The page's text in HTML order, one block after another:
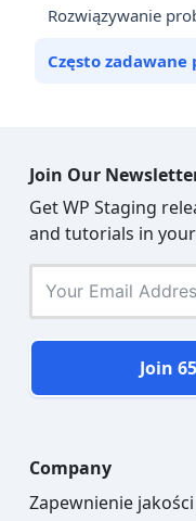
Rozwiązywanie
Często
Join Our
Get WP Staging
and tutorials in
Join
Company
Zapewnienie jakości